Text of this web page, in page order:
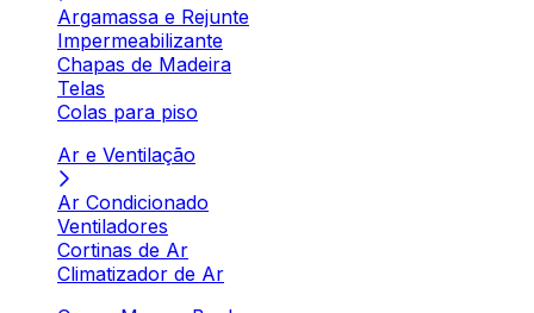
Argamassa e Rejunte
Impermeabilizante
Chapas de Madeira
Telas
Colas para piso
Ar e Ventilação
Ar Condicionado
Ventiladores
Cortinas de Ar
Climatizador de Ar